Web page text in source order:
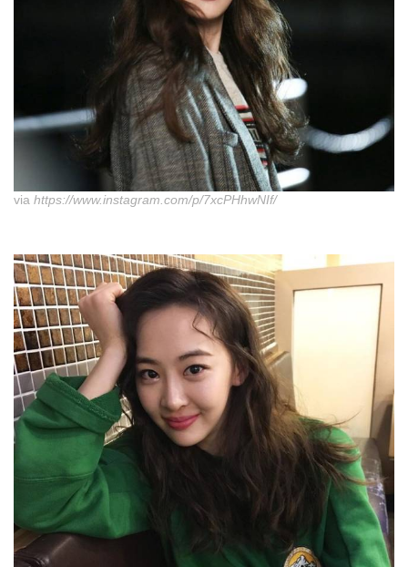
via https://www.instagram.com/p/7xcPHhwNIf/